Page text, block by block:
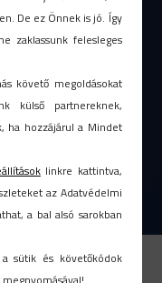
BEJELENTÉS
fenntartva!
De ez Önnek is jó. Így
zaklassunk felesleges
követő megoldásokat
külső partnereknek,
ha hozzájárul a Mindet
linkre kattintva,
az Adatvédelmi
a bal alsó sarokban
sütik és követőkódok